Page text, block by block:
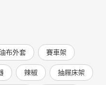
布外套 賽車架
辣椒 抽屜床架